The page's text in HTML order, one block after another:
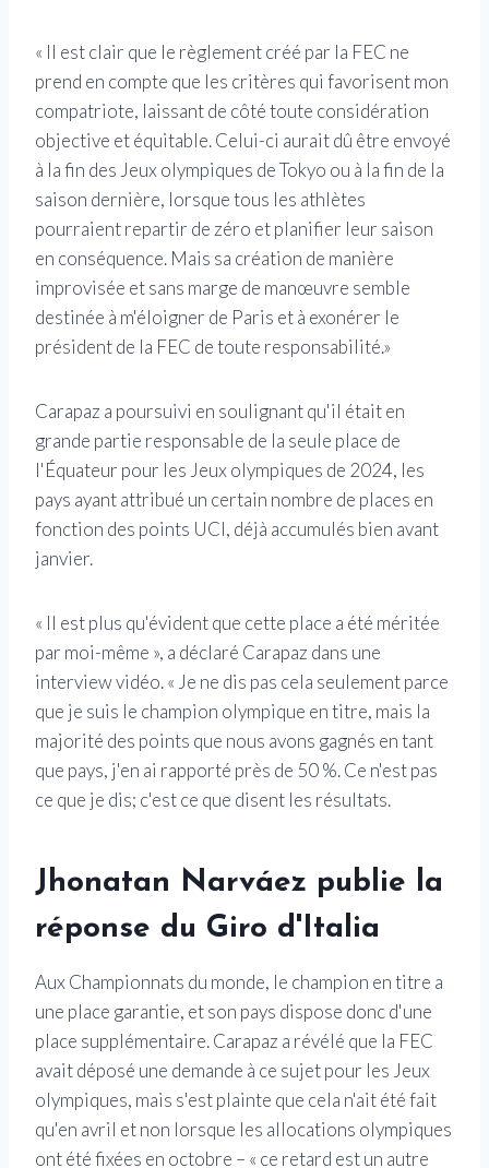
« Il est clair que le règlement créé par la FEC ne
prend en compte que les critères qui favorisent mon
compatriote, laissant de côté toute considération
objective et équitable. Celui-ci aurait dû être envoyé
à la fin des Jeux olympiques de Tokyo ou à la fin de la
saison dernière, lorsque tous les athlètes
pourraient repartir de zéro et planifier leur saison
en conséquence. Mais sa création de manière
improvisée et sans marge de manœuvre semble
destinée à m'éloigner de Paris et à exonérer le
président de la FEC de toute responsabilité.»
Carapaz a poursuivi en soulignant qu'il était en
grande partie responsable de la seule place de
l'Équateur pour les Jeux olympiques de 2024, les
pays ayant attribué un certain nombre de places en
fonction des points UCI, déjà accumulés bien avant
janvier.
« Il est plus qu'évident que cette place a été méritée
par moi-même », a déclaré Carapaz dans une
interview vidéo. « Je ne dis pas cela seulement parce
que je suis le champion olympique en titre, mais la
majorité des points que nous avons gagnés en tant
que pays, j'en ai rapporté près de 50 %. Ce n'est pas
ce que je dis; c'est ce que disent les résultats.
Jhonatan Narváez publie la
réponse du Giro d'Italia
Aux Championnats du monde, le champion en titre a
une place garantie, et son pays dispose donc d'une
place supplémentaire. Carapaz a révélé que la FEC
avait déposé une demande à ce sujet pour les Jeux
olympiques, mais s'est plainte que cela n'ait été fait
qu'en avril et non lorsque les allocations olympiques
ont été fixées en octobre – « ce retard est un autre